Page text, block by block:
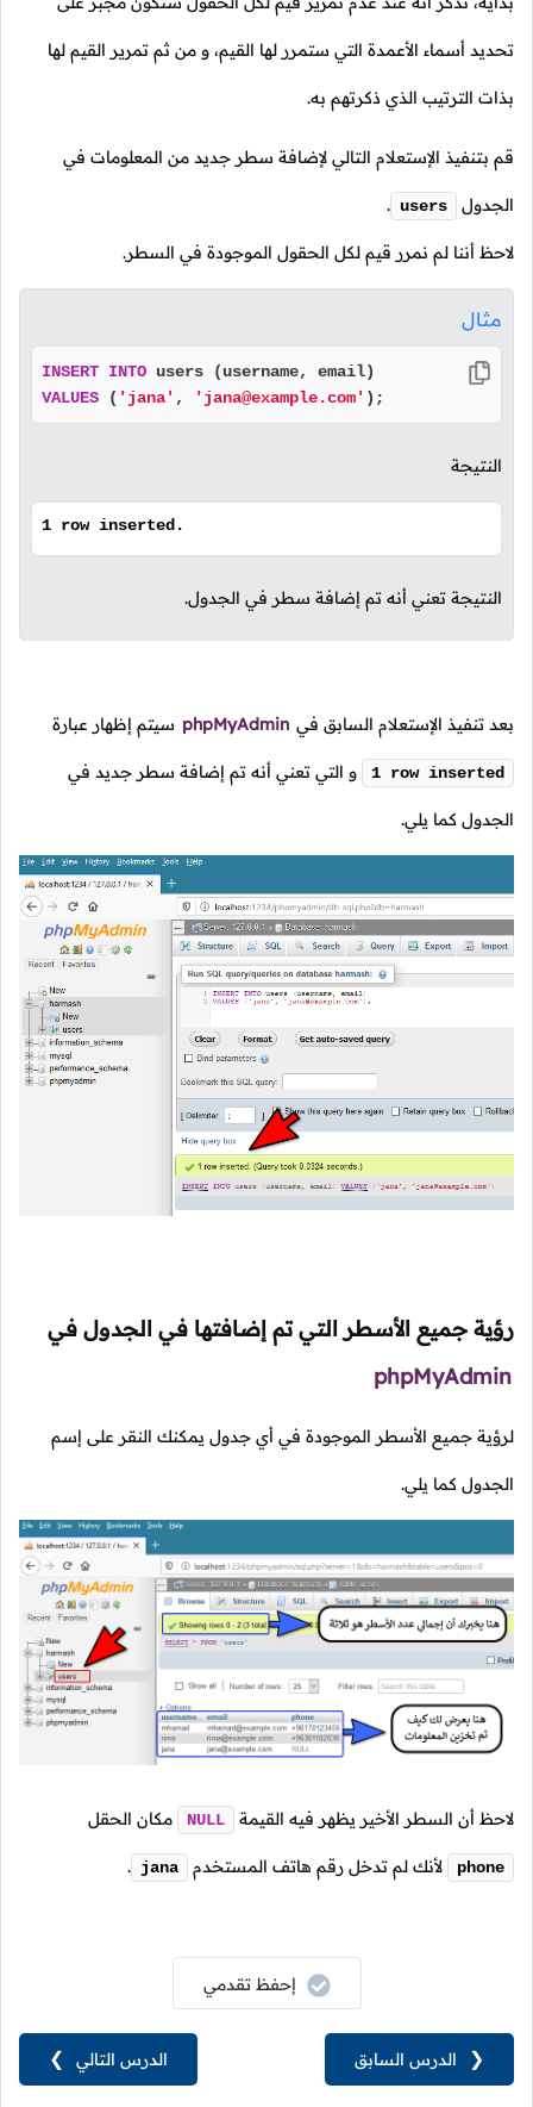
تحديد أسماء الأعمدة التي ستمرر لها القيم، و من ثم تمرير القيم لها
بذات الترتيب الذي ذكرتهم به.
قم بتنفيذ الإستعلام التالي لإضافة سطر جديد من المعلومات في
الجدول users
.
لاحظ أننا لم نمرر قيم لكل الحقول الموجودة في السطر.
مثال
INSERT INTO
VALUES ( 'jana' , 'jana@example.com' );
النتيجة
1 row inserted.
النتيجة تعني أنه تم إضافة سطر في الجدول.
بعد تنفيذ الإستعلام السابق في phpMyAdmin سيتم إظهار عبارة
1 row inserted و التي تعني أنه تم إضافة سطر جديد في
الجدول كما يلي.
رؤية جميع الأسطر التي تم إضافتها في الجدول في
phpMyAdmin
لرؤية جميع الأسطر الموجودة في أي جدول يمكنك النقر على إسم
الجدول كما يلي.
لاحظ أن السطر الأخير يظهر فيه القيمة NULL مكان الحقل
phone لأنك لم تدخل رقم هاتف المستخدم jana
.
الدرس التالي ❯
إحفظ تقدمي
❮ الدرس السابق